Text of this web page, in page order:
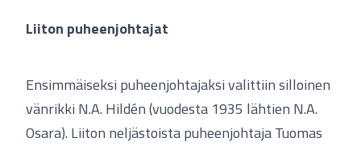
Liiton puheenjohtajat
Ensimmäiseksi puheenjohtajaksi valittiin silloinen
vänrikki N.A. Hildén (vuodesta 1935 lähtien N.A.
Osara). Liiton neljästoista puheenjohtaja Tuomas